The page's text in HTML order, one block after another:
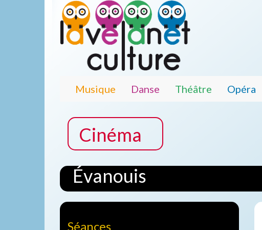
Musique Danse Théâtre Opéra
Cinéma
Évanouis
Séances